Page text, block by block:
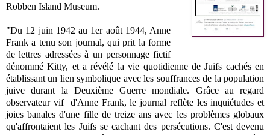
Robben Island Museum.
"Du 12 juin 1942 au 1er août 1944, Anne
Frank a tenu son journal, qui prit la forme
de lettres adressées à un personnage fictif
dénommé Kitty, et a révélé la vie quotidienne de Juifs cachés en
établissant un lien symbolique avec les souffrances de la population
juive durant la Deuxième Guerre mondiale. Grâce au regard
observateur vif d'Anne Frank, le journal reflète les inquiétudes et
joies banalesd'une fille de treize ans avec les problèmes globaux
qu'affrontaient les Juifs se cachant des persécutions. C'est devenu